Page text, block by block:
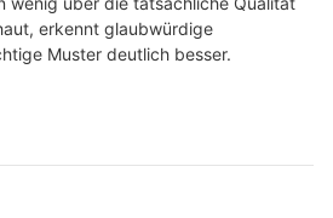
erkennt glaubwürdige
Muster deutlich besser.